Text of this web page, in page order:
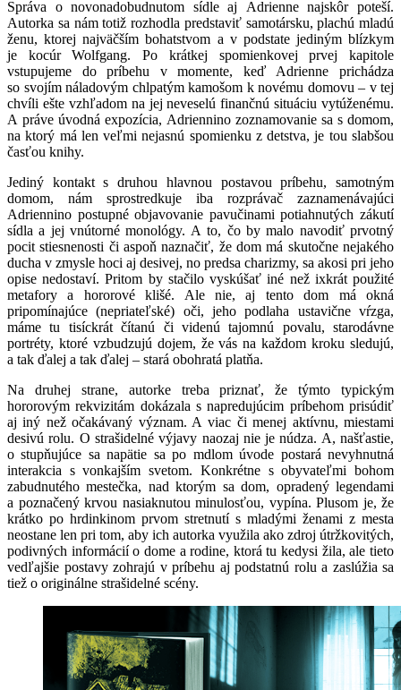
Správa o novonadobudnutom sídle aj Adrienne najskôr poteší.
Autorka sa nám totiž rozhodla predstaviť samotársku, plachú mladú
ženu, ktorej najväčším bohatstvom a v podstate jediným blízkym
je kocúr Wolfgang. Po krátkej spomienkovej prvej kapitole
vstupujeme do príbehu v momente, keď Adrienne prichádza
so svojím náladovým chlpatým kamošom k novému domovu – v tej
chvíli ešte vzhľadom na jej neveselú finančnú situáciu vytúženému.
A práve úvodná expozícia, Adriennino zoznamovanie sa s domom,
na ktorý má len veľmi nejasnú spomienku z detstva, je tou slabšou
časťou knihy.
Jediný kontakt s druhou hlavnou postavou príbehu, samotným
domom, nám sprostredkuje iba rozprávač zaznamenávajúci
Adriennino postupné objavovanie pavučinami potiahnutých zákutí
sídla a jej vnútorné monológy. A to, čo by malo navodiť prvotný
pocit stiesnenosti či aspoň naznačiť, že dom má skutočne nejakého
ducha v zmysle hoci aj desivej, no predsa charizmy, sa akosi pri jeho
opise nedostaví. Pritom by stačilo vyskúšať iné než ixkrát použité
metafory a hororové klišé. Ale nie, aj tento dom má okná
pripomínajúce (nepriateľské) oči, jeho podlaha ustavične vŕzga,
máme tu tisíckrát čítanú či videnú tajomnú povalu, starodávne
portréty, ktoré vzbudzujú dojem, že vás na každom kroku sledujú,
a tak ďalej a tak ďalej – stará obohratá platňa.
Na druhej strane, autorke treba priznať, že týmto typickým
hororovým rekvizitám dokázala s napredujúcim príbehom prisúdiť
aj iný než očakávaný význam. A viac či menej aktívnu, miestami
desivú rolu. O strašidelné výjavy naozaj nie je núdza. A, našťastie,
o stupňujúce sa napätie sa po mdlom úvode postará nevyhnutná
interakcia s vonkajším svetom. Konkrétne s obyvateľmi bohom
zabudnutého mestečka, nad ktorým sa dom, opradený legendami
a poznačený krvou nasiaknutou minulosťou, vypína. Plusom je, že
krátko po hrdinkinom prvom stretnutí s mladými ženami z mesta
neostane len pri tom, aby ich autorka využila ako zdroj útržkovitých,
podivných informácií o dome a rodine, ktorá tu kedysi žila, ale tieto
vedľajšie postavy zohrajú v príbehu aj podstatnú rolu a zaslúžia sa
tiež o originálne strašidelné scény.